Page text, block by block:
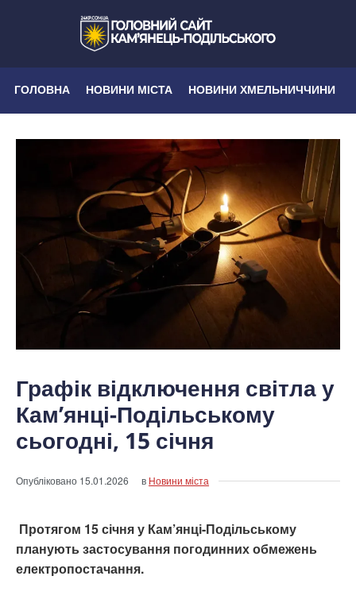
ГОЛОВНА НОВИНИ МІСТА НОВИНИ ХМЕЛЬНИЧЧИНИ
Графік відключення світла у
Кам’янці-Подільському
сьогодні, 15 січня
Опубліковано 15.01.2026 в Новини міста
Протягом 15 січня у Кам’янці-Подільському
планують застосування погодинних обмежень
електропостачання.